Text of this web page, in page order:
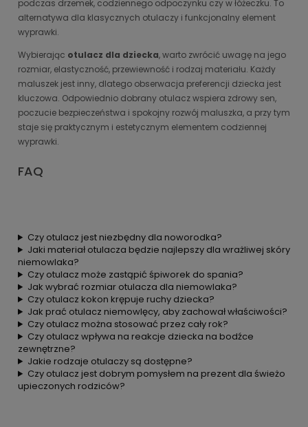
podczas drzemek, codziennego odpoczynku czy w łóżeczku. To
alternatywa dla klasycznych otulaczy i funkcjonalny element
wyprawki.
Wybierając otulacz dla dziecka, warto zwrócić uwagę na jego
rozmiar, elastyczność, przewiewność i rodzaj materiału. Każdy
maluszek jest inny, dlatego obserwacja preferencji dziecka jest
kluczowa. Odpowiednio dobrany otulacz wspiera zdrowy sen,
poczucie bezpieczeństwa i spokojny rozwój maluszka, a przy tym
staje się praktycznym i estetycznym elementem codziennej
wyprawki.
FAQ
Czy otulacz jest niezbędny dla noworodka?
Jaki materiał otulacza będzie najlepszy dla wrażliwej skóry
niemowlaka?
Czy otulacz może zastąpić śpiworek do spania?
Jak wybrać rozmiar otulacza dla niemowlaka?
Czy otulacz kokon krępuje ruchy dziecka?
Jak prać otulacz niemowlęcy, aby zachował właściwości?
Czy otulacz można stosować przez cały rok?
Czy otulacz wpływa na reakcje dziecka na bodźce
zewnętrzne?
Jakie rodzaje otulaczy są dostępne?
Czy otulacz jest dobrym pomysłem na prezent dla świeżo
upieczonych rodziców?